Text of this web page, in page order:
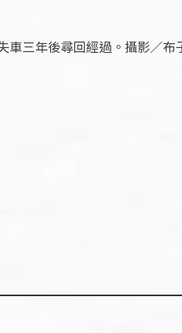
車三年後尋回經過。攝影／布